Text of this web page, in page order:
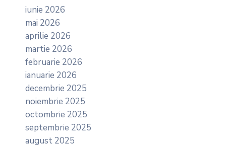
iunie 2026
mai 2026
aprilie 2026
martie 2026
februarie 2026
ianuarie 2026
decembrie 2025
noiembrie 2025
octombrie 2025
septembrie 2025
august 2025